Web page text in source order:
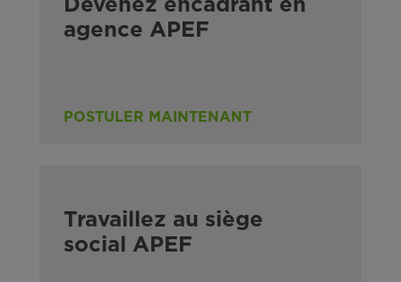
Devenez encadrant en
agence APEF
POSTULER MAINTENANT
Travaillez au siège
social APEF